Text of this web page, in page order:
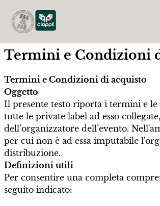
Termini e Condizioni
Termini e Condizioni di acquisto
Oggetto
Il presente testo riporta i termini e le
tutte le private label ad esso
dell’organizzatore dell’evento.
per cui non è ad essa imputabile
distribuzione.
Definizioni utili
Per consentire una completa
seguito indicato: